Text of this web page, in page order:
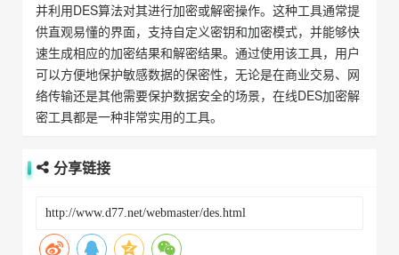
并利用DES算法对其进行加密或解密操作。这种工具通常提
供直观易懂的界面，支持自定义密钥和加密模式，并能够快
速生成相应的加密结果和解密结果。通过使用该工具，用户
可以方便地保护敏感数据的保密性，无论是在商业交易、网
络传输还是其他需要保护数据安全的场景，在线DES加密解
密工具都是一种非常实用的工具。
分享链接